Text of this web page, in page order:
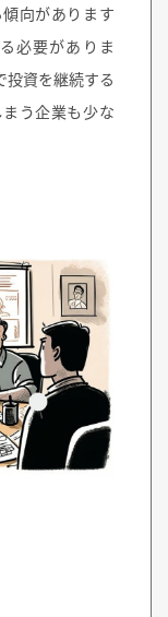
向があります
必要がありま
投資を継続する
う企業も少な